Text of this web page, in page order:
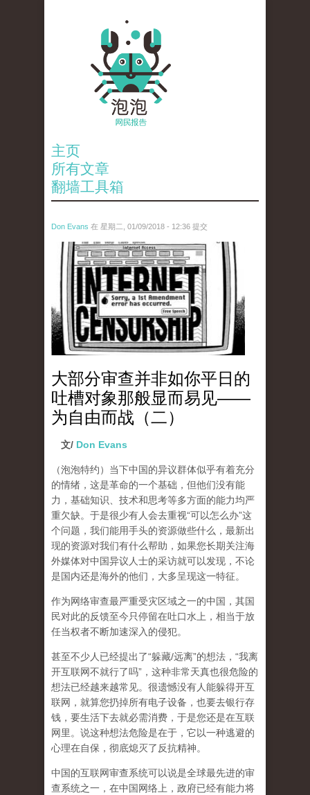
主页
所有文章
翻墙工具箱
Don Evans 在 星期二, 01/09/2018 - 12:36 提交
wechatimg866.jpeg
大部分审查并非如你平日的
吐槽对象那般显而易见——
为自由而战（二）
文/ Don Evans
（泡泡特约） 当下中国的异议群体似乎有着充分
的情绪，这是革命的一个基础，但他们没有能
力，基础知识、技术和思考等多方面的能力均严
重欠缺。于是很少有人会去重视“可以怎么办”这
个问题，我们能用手头的资源做些什么，最新出
现的资源对我们有什么帮助，如果您长期关注海
外媒体对中国异议人士的采访就可以发现，不论
是国内还是海外的他们，大多呈现这一特征。
作为网络审查最严重受灾区域之一的中国，其国
民对此的反馈至今只停留在吐口水上，相当于放
任当权者不断加速深入的侵犯。
甚至不少人已经提出了“躲藏/远离”的想法，“我离
开互联网不就行了吗”，这种非常天真也很危险的
想法已经越来越常见。很遗憾没有人能躲得开互
联网，就算您扔掉所有电子设备，也要去银行存
钱，要生活下去就必需消费，于是您还是在互联
网里。说这种想法危险是在于，它以一种逃避的
心理在自保，彻底熄灭了反抗精神。
中国的互联网审查系统可以说是全球最先进的审
查系统之一，在中国网络上，政府已经有能力将